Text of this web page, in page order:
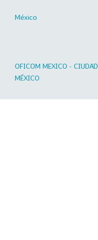
México
OFICOM MEXICO - CIUDAD
MÉXICO